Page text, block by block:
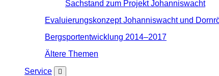
Sachstand zum Projekt Johanniswacht
Evaluierungskonzept Johanniswacht und
Bergsportentwicklung 2014–2017
Ältere Themen
Service